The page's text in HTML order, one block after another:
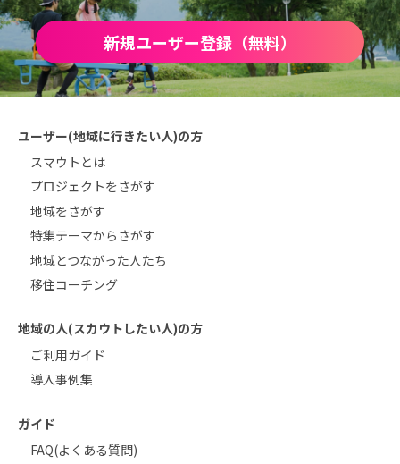
新規ユーザー登録（無料）
ユーザー(地域に行きたい人)の方
スマウトとは
プロジェクトをさがす
地域をさがす
特集テーマからさがす
地域とつながった人たち
移住コーチング
地域の人(スカウトしたい人)の方
ご利用ガイド
導入事例集
ガイド
FAQ(よくある質問)